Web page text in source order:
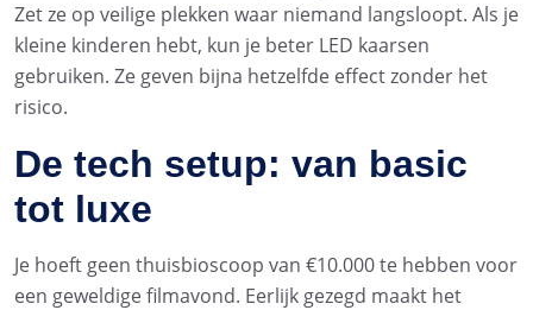
Zet ze op veilige plekken waar niemand langsloopt. Als je
kleine kinderen hebt, kun je beter LED kaarsen
gebruiken. Ze geven bijna hetzelfde effect zonder het
risico.
De tech setup: van basic
tot luxe
Je hoeft geen thuisbioscoop van €10.000 te hebben voor
een geweldige filmavond. Eerlijk gezegd maakt het